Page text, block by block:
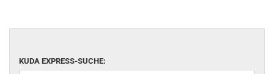
KUDA EXPRESS-SUCHE: